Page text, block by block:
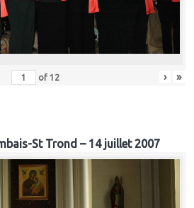
of 12 › »
St Trond – 14 juillet 2007